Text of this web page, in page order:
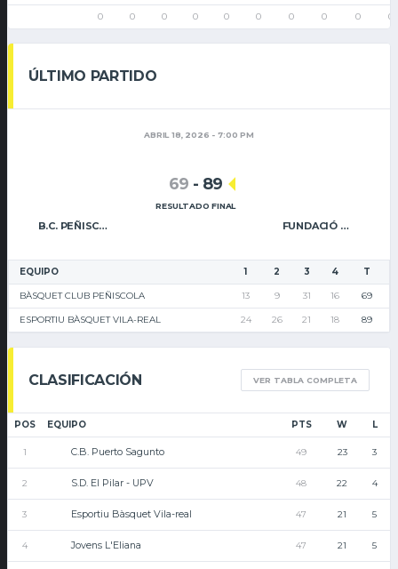
0 0 0 0 0 0 0 0 0 0
ÚLTIMO PARTIDO
ABRIL 18, 2026 - 7:00 PM
B.C. PEÑISCOLA FUNDACIÓ CAIXA RURAL VILA-REAL
69 - 89
RESULTADO FINAL
EQUIPO 1 2 3 4 T
BÀSQUET CLUB PEÑISCOLA 13 9 31 16 69
ESPORTIU BÀSQUET VILA-REAL 24 26 21 18 89
CLASIFICACIÓN VER TABLA COMPLETA
POS EQUIPO PTS W L
1 C.B. Puerto Sagunto 49 23 3
2 S.D. El Pilar - UPV 48 22 4
3 Esportiu Bàsquet Vila-real 47 21 5
4 Jovens L'Eliana 47 21 5